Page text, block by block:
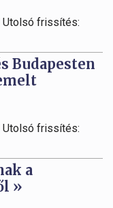
Utolsó frissítés:
Budapesten
Utolsó frissítés:
a
»